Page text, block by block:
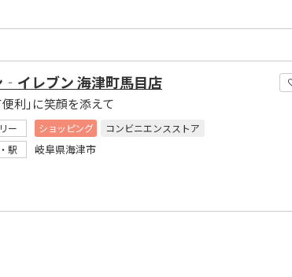
イレブン 海津町馬目店
利｣に笑顔を添えて
ー ショッピング
コンビニエンスストア
駅
岐阜県海津市